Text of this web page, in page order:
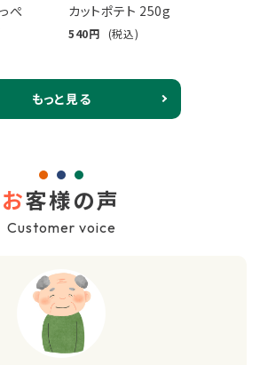
ぺ
カットポテト 250g
540 (税込)
もっと見る
お客様の声
Customer voice